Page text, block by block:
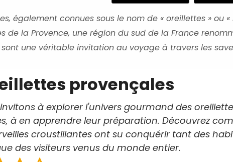
également connues sous le nom de « oreillettes » ou
de la Provence, une région du sud de la France
une véritable invitation au voyage à travers les
provençales
à explorer l'univers gourmand des
à en apprendre leur préparation. Découvrez
croustillantes ont su conquérir tant des
des visiteurs venus du monde entier.